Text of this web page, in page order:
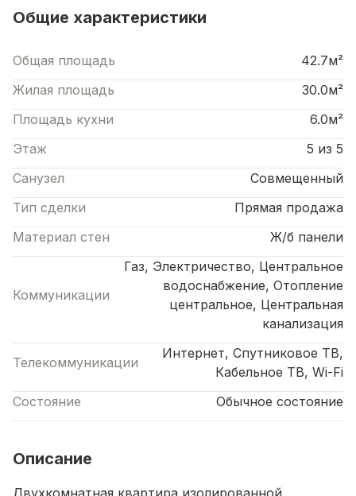
Общие характеристики
Общая площадь
42.7м²
Жилая площадь
30.0м²
Площадь кухни
6.0м²
Этаж
5 из 5
Санузел
Совмещенный
Тип сделки
Прямая продажа
Материал стен
Ж/б панели
Коммуникации
Газ, Электричество, Центральное
водоснабжение, Отопление
центральное, Центральная
канализация
Телекоммуникации
Интернет, Спутниковое ТВ,
Кабельное ТВ, Wi-Fi
Состояние
Обычное состояние
Описание
Двухкомнатная квартира изолированной